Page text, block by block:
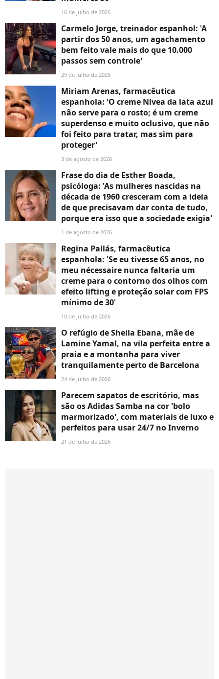
16 de julho de 2026
Carmelo Jorge, treinador espanhol: 'A
partir dos 50 anos, um agachamento
bem feito vale mais do que 10.000
passos sem controle'
29 de julho de 2026
Miriam Arenas, farmacêutica
espanhola: 'O creme Nivea da lata azul
não serve para o rosto; é um creme
superdenso e muito oclusivo, que não
foi feito para tratar, mas sim para
proteger'
3 de agosto de 2026
Frase do dia de Esther Boada,
psicóloga: 'As mulheres nascidas na
década de 1960 cresceram com a ideia
de que precisavam dar conta de tudo,
porque era isso que a sociedade exigia'
1 de agosto de 2026
Regina Pallás, farmacêutica
espanhola: 'Se eu tivesse 65 anos, no
meu nécessaire nunca faltaria um
creme para o contorno dos olhos com
efeito lifting e proteção solar com FPS
mínimo de 30'
10 de julho de 2026
O refúgio de Sheila Ebana, mãe de
Lamine Yamal, na vila perfeita entre a
praia e a montanha para viver
tranquilamente perto de Barcelona
24 de julho de 2026
Parecem sapatos de escritório, mas
são os Adidas Samba na cor 'bolo
marmorizado', com materiais de luxo e
perfeitos para usar 24/7 no Inverno
21 de julho de 2026